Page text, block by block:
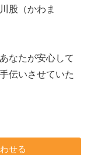
股（かわま
なたが安心して
伝いさせていた
せる